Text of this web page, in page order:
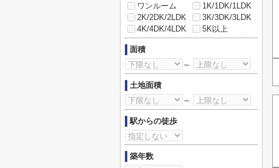
ワンルーム
1K/1DK/1LDK
2K/2DK/2LDK
3K/3DK/3LDK
4K/4DK/4LDK
5K以上
面積
～
土地面積
～
駅からの徒歩
築年数